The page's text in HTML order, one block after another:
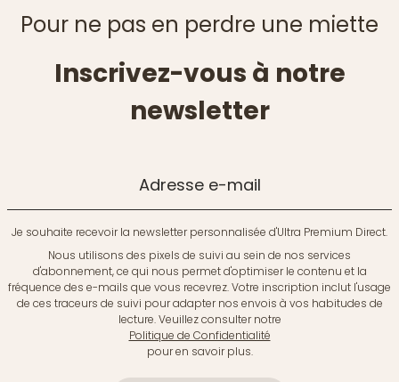
Pour ne pas en perdre une miette
Inscrivez-vous à notre
newsletter
Adresse e-mail
Je souhaite recevoir la newsletter personnalisée d'Ultra Premium Direct.
Nous utilisons des pixels de suivi au sein de nos services
d'abonnement, ce qui nous permet d'optimiser le contenu et la
fréquence des e-mails que vous recevrez. Votre inscription inclut l'usage
de ces traceurs de suivi pour adapter nos envois à vos habitudes de
lecture. Veuillez consulter notre
Politique de Confidentialité
pour en savoir plus.